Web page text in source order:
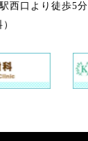
西口より徒歩5分